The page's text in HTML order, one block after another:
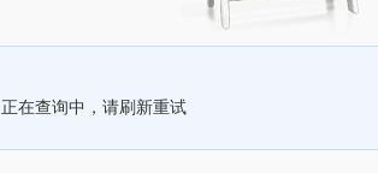
正在查询中，请刷新重试